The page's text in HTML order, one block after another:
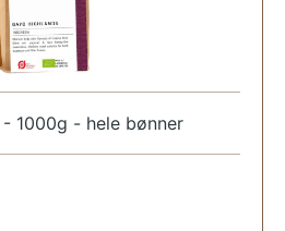
1000g - hele bønner